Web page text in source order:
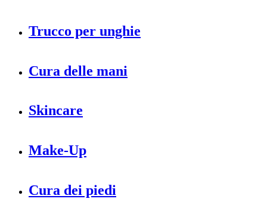
Trucco per unghie
Cura delle mani
Skincare
Make-Up
Cura dei piedi